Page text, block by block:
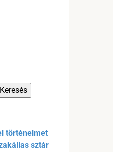
Keresés
történelmet
sztár